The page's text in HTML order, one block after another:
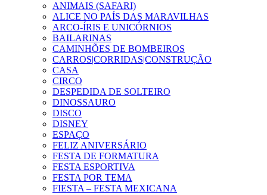
ANIMAIS (SAFARI)
ALICE NO PAÍS DAS MARAVILHAS
ARCO-ÍRIS E UNICÓRNIOS
BAILARINAS
CAMINHÕES DE BOMBEIROS
CARROS|CORRIDAS|CONSTRUÇÃO
CASA
CIRCO
DESPEDIDA DE SOLTEIRO
DINOSSAURO
DISCO
DISNEY
ESPAÇO
FELIZ ANIVERSÁRIO
FESTA DE FORMATURA
FESTA ESPORTIVA
FESTA POR TEMA
FIESTA – FESTA MEXICANA